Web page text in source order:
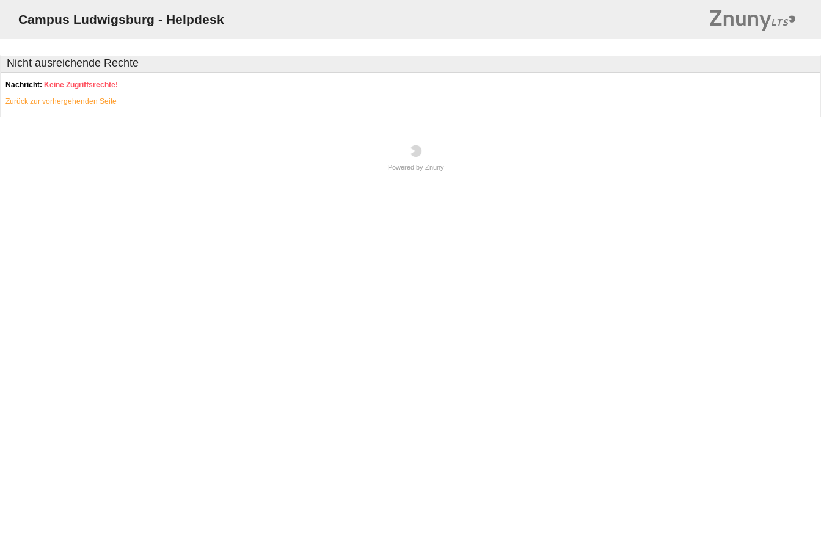
Campus Ludwigsburg - Helpdesk
Nicht ausreichende Rechte
Nachricht: Keine Zugriffsrechte!
Zurück zur vorhergehenden Seite
Powered by Znuny